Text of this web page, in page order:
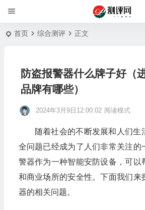
首页 综合测评 正文
防盗报警器什么牌子好（
品牌有哪些）
2024年3月9日12:00:02 阅读模式
随着社会的不断发展和人们生
全问题已经成为了人们非常关注的
警器作为一种智能安防设备，可以
和商业场所的安全性。下面我们来
器的相关问题。